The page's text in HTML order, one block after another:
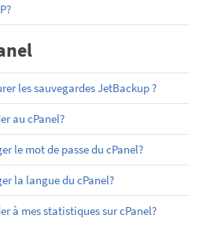
les sauvegardes JetBackup ?
au cPanel?
le mot de passe du cPanel?
la langue du cPanel?
à mes statistiques sur cPanel?